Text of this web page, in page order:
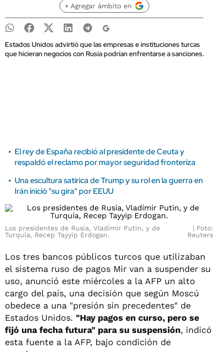
+ Agregar ámbito en
Estados Unidos advirtió que las empresas e instituciones turcas
que hicieran negocios con Rusia podrían enfrentarse a sanciones.
El rey de España recibió al presidente de Ceuta y
respaldó el reclamo por mayor seguridad fronteriza
Una escultura satírica de Trump y su rol en la guerra en
Irán inició "su gira" por EEUU
Los presidentes de Rusia, Vladímir Putin, y de
Turquía, Recep Tayyip Erdogan.
Foto:
Reuters
Los tres bancos públicos turcos que utilizaban
el sistema ruso de pagos Mir van a suspender su
uso, anunció este miércoles a la AFP un alto
cargo del país, una decisión que según Moscú
obedece a una "presión sin precedentes" de
Estados Unidos. "Hay pagos en curso, pero se
fijó una fecha futura" para su suspensión, indicó
esta fuente a la AFP, bajo condición de